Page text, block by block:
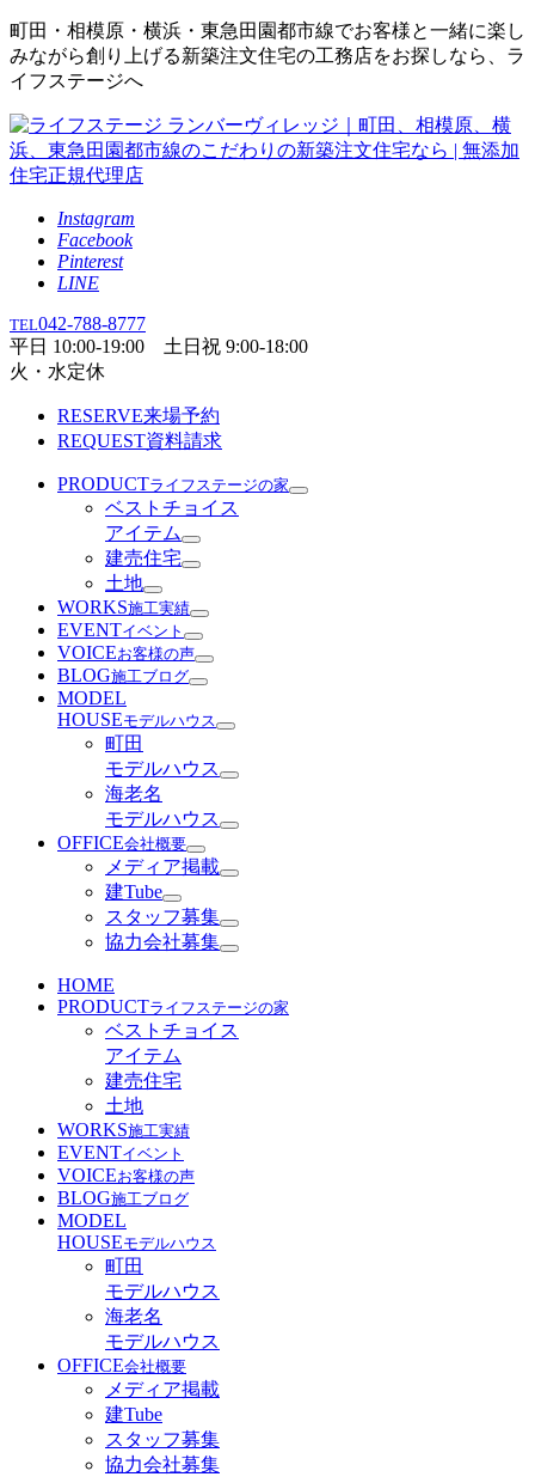
町田・相模原・横浜・東急田園都市線でお客様と一緒に楽し
みながら創り上げる新築注文住宅の工務店をお探しなら、ラ
イフステージへ
Instagram
Facebook
Pinterest
LINE
TEL042-788-8777
平日 10:00-19:00 土日祝 9:00-18:00
火・水定休
RESERVE来場予約
REQUEST資料請求
PRODUCTライフステージの家
ベストチョイス
アイテム
建売住宅
土地
WORKS施工実績
EVENTイベント
VOICEお客様の声
BLOG施工ブログ
MODEL
HOUSEモデルハウス
町田
モデルハウス
海老名
モデルハウス
OFFICE会社概要
メディア掲載
建Tube
スタッフ募集
協力会社募集
HOME
PRODUCTライフステージの家
ベストチョイス
アイテム
建売住宅
土地
WORKS施工実績
EVENTイベント
VOICEお客様の声
BLOG施工ブログ
MODEL
HOUSEモデルハウス
町田
モデルハウス
海老名
モデルハウス
OFFICE会社概要
メディア掲載
建Tube
スタッフ募集
協力会社募集